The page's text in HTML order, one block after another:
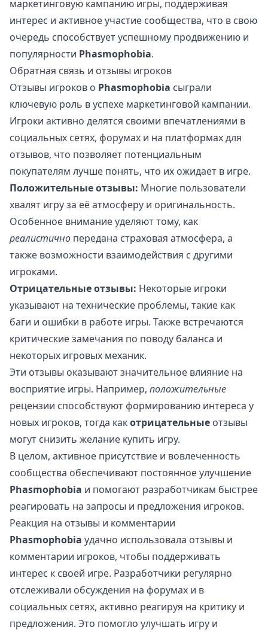
маркетинговую кампанию игры, поддерживая
интерес и активное участие сообщества, что в свою
очередь способствует успешному продвижению и
популярности Phasmophobia.
Обратная связь и отзывы игроков
Отзывы игроков о Phasmophobia сыграли
ключевую роль в успехе маркетинговой кампании.
Игроки активно делятся своими впечатлениями в
социальных сетях, форумах и на платформах для
отзывов, что позволяет потенциальным
покупателям лучше понять, что их ожидает в игре.
Положительные отзывы: Многие пользователи
хвалят игру за её атмосферу и оригинальность.
Особенное внимание уделяют тому, как
реалистично передана страховая атмосфера, а
также возможности взаимодействия с другими
игроками.
Отрицательные отзывы: Некоторые игроки
указывают на технические проблемы, такие как
баги и ошибки в работе игры. Также встречаются
критические замечания по поводу баланса и
некоторых игровых механик.
Эти отзывы оказывают значительное влияние на
восприятие игры. Например, положительные
рецензии способствуют формированию интереса у
новых игроков, тогда какотрицательные отзывы
могут снизить желание купить игру.
В целом, активное присутствие и вовлеченность
сообщества обеспечивают постоянное улучшение
Phasmophobia и помогают разработчикам быстрее
реагировать на запросы и предложения игроков.
Реакция на отзывы и комментарии
Phasmophobia удачно использовала отзывы и
комментарии игроков, чтобы поддерживать
интерес к своей игре. Разработчики регулярно
отслеживали обсуждения на форумах и в
социальных сетях, активно реагируя на критику и
предложения. Это помогло улучшать игру и